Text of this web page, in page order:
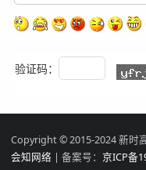
验证码：
Copyright © 2015-2024 新时
会知网络 | 备案号： 京ICP备